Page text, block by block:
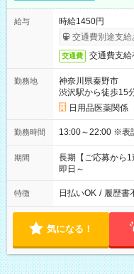
給与
時給1450円
交通費別途支給
交通費 交通費支給
勤務地
神奈川県秦野市
渋沢駅から徒歩15
日用品医薬関係
勤務時間 13:00
期間
長期【ご応募から1
即日～
特徴 日払いOK / 履歴書
気になる！